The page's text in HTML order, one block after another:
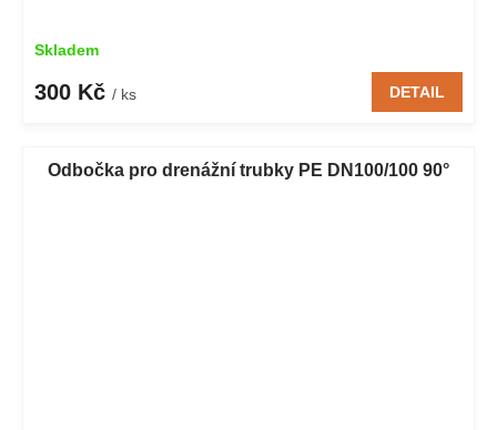
Skladem
300 Kč / ks DETAIL
Odbočka pro drenážní trubky PE DN100/100 90°